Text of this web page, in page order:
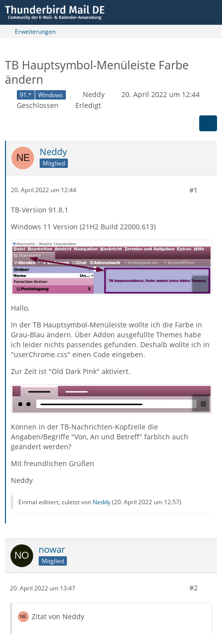
Erweiterungen
TB Hauptsymbol-Menüleiste Farbe
ändern
91.* Windows Neddy
20. April 2022 um 12:44
Geschlossen
Erledigt
Neddy
Mitglied
20. April 2022 um 12:44 #1
TB-Version 91.8.1
Windows 11 Version (21H2 Build 22000.613)
Hallo,
In der TB Hauptsymbol-Menüleiste wollte ich die Farbe in
Grau-Blau ändern. Über Addon ausgefüllte Themes habe
ich leider nichts passendes gefunden. Deshalb wollte ich in
"userChrome.css" einen Code eingeben.
Zur Zeit ist "Old Dark Pink" aktiviert.
Können in der TB-Nachrichten-Kopfzeile die
Angaben/Begriffe "Von, An und Betreff" farblich auch
geändert werden?
Mit freundlichen Grüßen
Neddy
Einmal editiert, zuletzt von Neddy(20. April 2022 um 12:57)
nowar
Mitglied
20. April 2022 um 13:47 #2
Zitat von Neddy